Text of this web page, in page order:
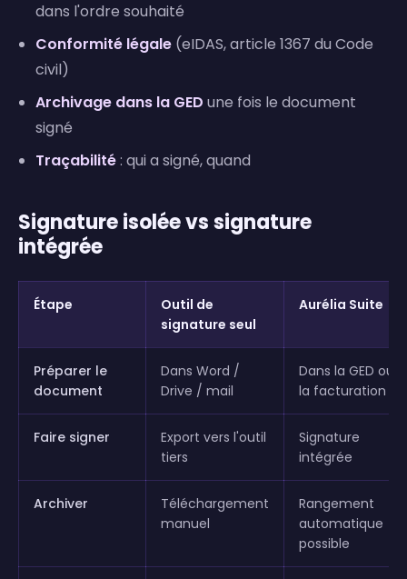
dans l'ordre souhaité
Conformité légale (eIDAS, article 1367 du Code
civil)
Archivage dans la GED une fois le document
signé
Traçabilité: qui a signé, quand
Signature isolée vs signature
intégrée
Étape
Outil de
signature seul
Aurélia Suite
Préparer le
document
Dans Word /
Drive / mail
Dans la GED ou
la facturation
Faire signer
Export vers l'outil
tiers
Signature
intégrée
Archiver
Téléchargement
manuel
Rangement
automatique
possible